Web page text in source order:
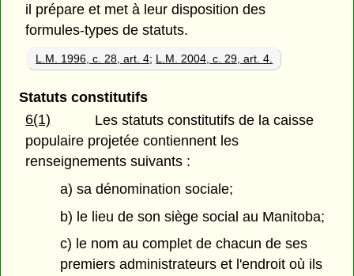
il prépare et met à leur disposition des
formules-types de statuts.
L.M. 1996, c. 28, art. 4; L.M. 2004, c. 29, art. 4.
Statuts constitutifs
6(1)
Les statuts constitutifs de la caisse
populaire projetée contiennent les
renseignements suivants :
a) sa dénomination sociale;
b) le lieu de son siège social au Manitoba;
c) le nom au complet de chacun de ses
premiers administrateurs et l'endroit où ils